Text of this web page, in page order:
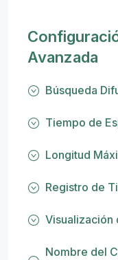
Avanzada
Búsqueda
Tiempo de
Longitud
Registro de
Visualización
Nombre del